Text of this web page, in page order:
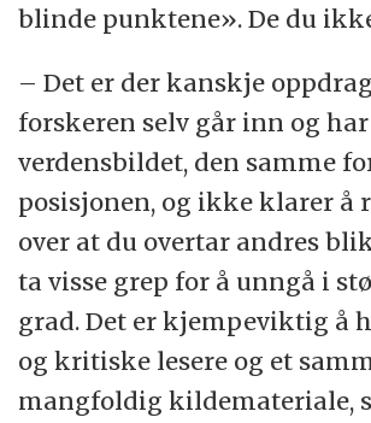
blinde punktene». De du
– Det er der kanskje
forskeren selv går inn og
verdensbildet, den samme
posisjonen, og ikke klarer å
over at du overtar andres
ta visse grep for å unngå i
grad. Det er kjempeviktig å
og kritiske lesere og et
mangfoldig kildemateriale,